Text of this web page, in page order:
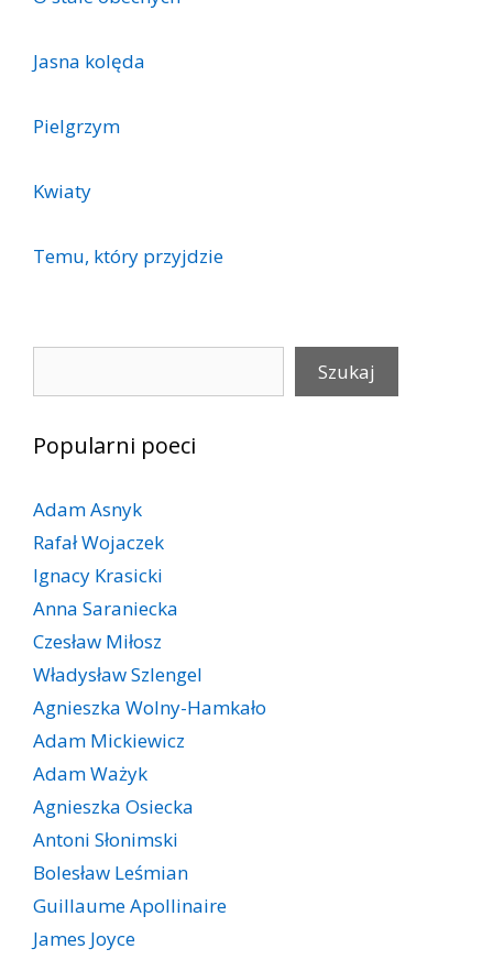
Jasna kolęda
Pielgrzym
Kwiaty
Temu, który przyjdzie
Szukaj
Popularni poeci
Adam Asnyk
Rafał Wojaczek
Ignacy Krasicki
Anna Saraniecka
Czesław Miłosz
Władysław Szlengel
Agnieszka Wolny-Hamkało
Adam Mickiewicz
Adam Ważyk
Agnieszka Osiecka
Antoni Słonimski
Bolesław Leśmian
Guillaume Apollinaire
James Joyce